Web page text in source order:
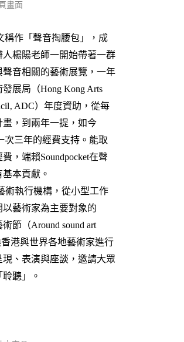
畫面
稱作「聲音掏腰包」，成
人楊陽老師一開始帶著一群
音相關的藝術展覽，一年
展局（Hong Kong Arts
ADC）年度資助，從每
，到兩年一提，如今
次三年的經費支持。能取
，端賴Soundpocket在聲
本貢獻。
術執行機構，從小型工作
藝術家為主要對象的
節（Around sound art
港與世界各地藝術家進行
、表演與座談，邀請大眾
聽」。